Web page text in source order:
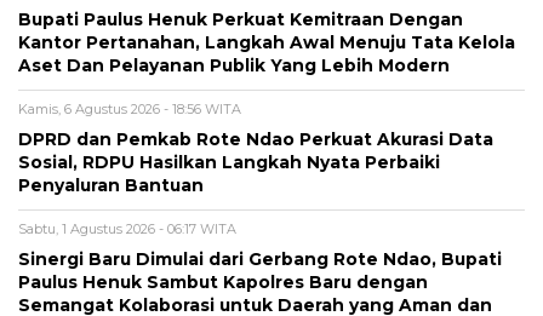
Bupati Paulus Henuk Perkuat Kemitraan Dengan
Kantor Pertanahan, Langkah Awal Menuju Tata Kelola
Aset Dan Pelayanan Publik Yang Lebih Modern
Kamis, 6 Agustus 2026 - 18:56 WITA
DPRD dan Pemkab Rote Ndao Perkuat Akurasi Data
Sosial, RDPU Hasilkan Langkah Nyata Perbaiki
Penyaluran Bantuan
Sabtu, 1 Agustus 2026 - 06:17 WITA
Sinergi Baru Dimulai dari Gerbang Rote Ndao, Bupati
Paulus Henuk Sambut Kapolres Baru dengan
Semangat Kolaborasi untuk Daerah yang Aman dan